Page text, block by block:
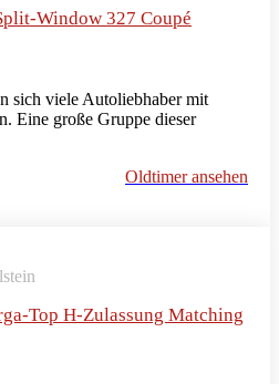
Window 327 Coupé
sich viele Autoliebhaber mit
Eine große Gruppe dieser
Oldtimer ansehen
Top H-Zulassung Matching